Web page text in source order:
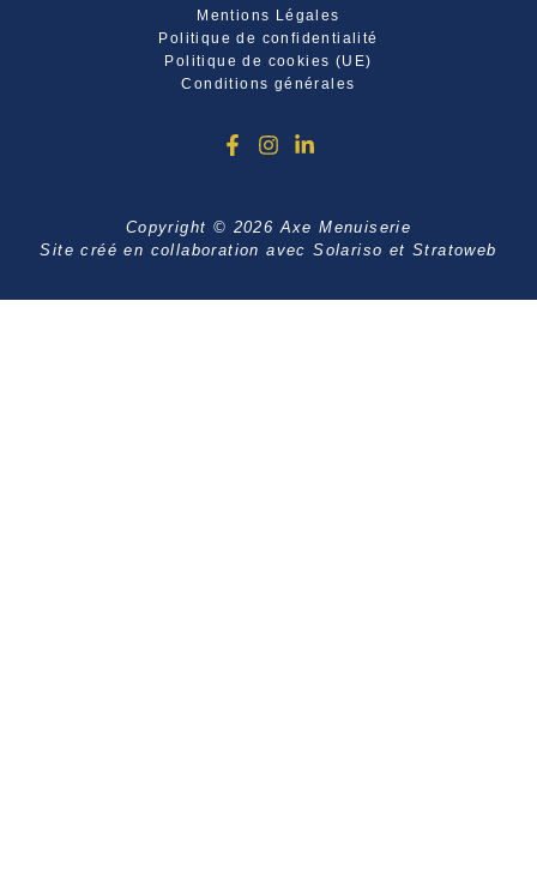
Mentions Légales
Politique de confidentialité
Politique de cookies (UE)
Conditions générales
Copyright © 2026 Axe Menuiserie
Site créé en collaboration avecSolariso et Stratoweb